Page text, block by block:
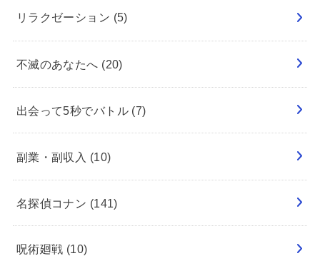
リラクゼーション (5)
不滅のあなたへ (20)
出会って5秒でバトル (7)
副業・副収入 (10)
名探偵コナン (141)
呪術廻戦 (10)